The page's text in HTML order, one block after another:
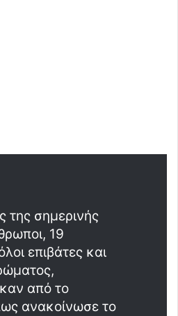
της σημερινής
19
επιβάτες και
από το
ανακοίνωσε το